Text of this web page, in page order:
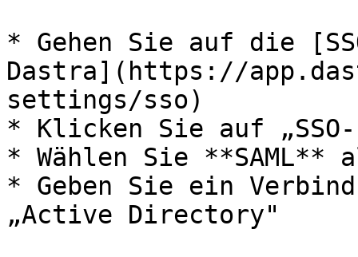
* Gehen Sie auf die
Dastra](https://
settings/sso)
* Klicken Sie auf
* Wählen Sie **SAML**
* Geben Sie ein
„Active Directory"